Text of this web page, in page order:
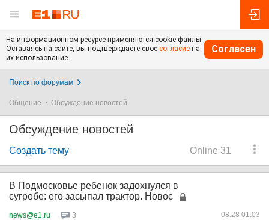
На информационном ресурсе применяются cookie-файлы.
Оставаясь на сайте, вы подтверждаете свое согласие на
их использование.
Согласен
Поиск по форумам
Общение Обсуждение новостей
Обсуждение новостей
Online 31
Создать тему
В Подмосковье ребенок задохнулся в
сугробе: его засыпал трактор. Новос
news@e1.ru 3 08:28 01.03